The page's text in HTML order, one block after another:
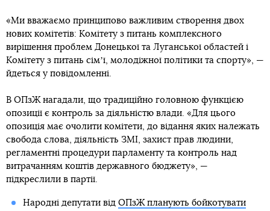
«Ми вважаємо принципово важливим створення двох
нових комітетів: Комітету з питань комплексного
вирішення проблем Донецької та Луганської областей і
Комітету з питань сімʼї, молодіжної політики та спорту», —
йдеться у повідомленні.
В ОПзЖ нагадали, що традиційно головною функцією
опозиції є контроль за діяльністю влади. «Для цього
опозиція має очолити комітети, до відання яких належать
свобода слова, діяльність ЗМІ, захист прав людини,
регламентні процедури парламенту та контроль над
витрачанням коштів державного бюджету», —
підкреслили в партії.
Народні депутати від ОПзЖ планують бойкотувати